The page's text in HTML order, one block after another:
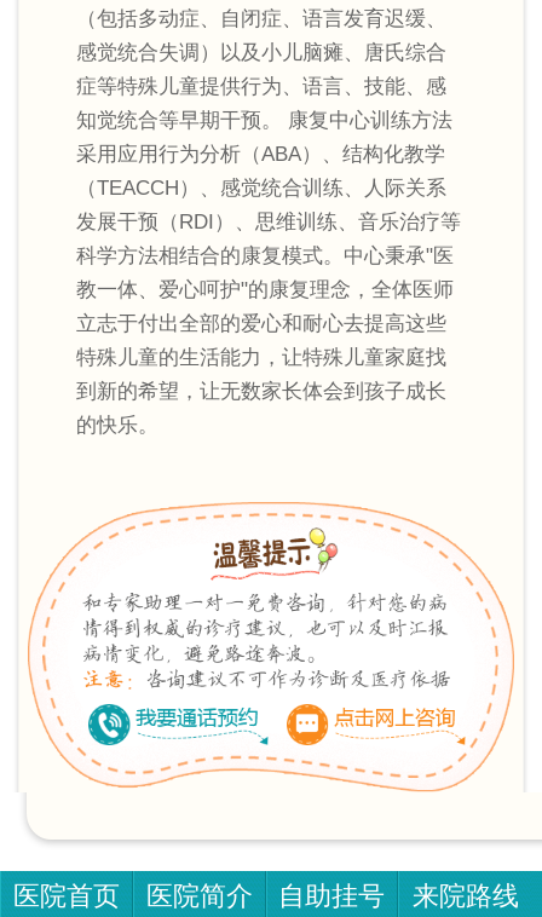
（包括多动症、自闭症、语言发育迟缓、
感觉统合失调）以及小儿脑瘫、唐氏综合
症等特殊儿童提供行为、语言、技能、感
知觉统合等早期干预。 康复中心训练方法
采用应用行为分析（ABA）、结构化教学
（TEACCH）、感觉统合训练、人际关系
发展干预（RDI）、思维训练、音乐治疗等
科学方法相结合的康复模式。中心秉承"医
教一体、爱心呵护"的康复理念，全体医师
立志于付出全部的爱心和耐心去提高这些
特殊儿童的生活能力，让特殊儿童家庭找
到新的希望，让无数家长体会到孩子成长
的快乐。
医院首页 医院简介 自助挂号 来院路线